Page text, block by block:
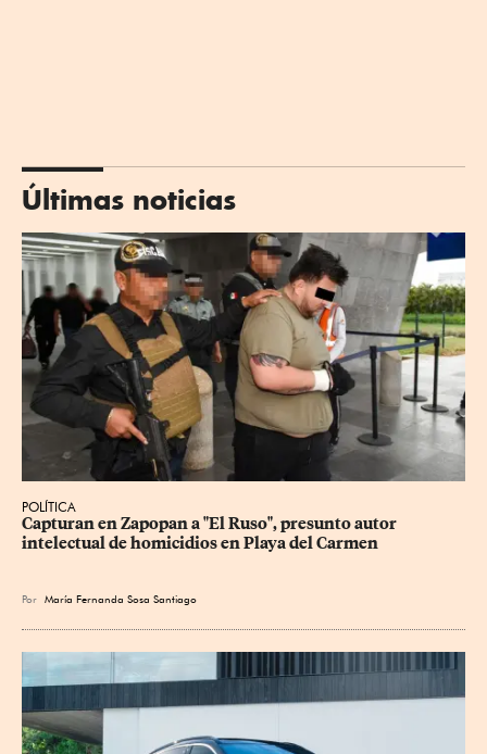
Últimas noticias
POLÍTICA
Capturan en Zapopan a "El Ruso", presunto autor
intelectual de homicidios en Playa del Carmen
Por María Fernanda Sosa Santiago